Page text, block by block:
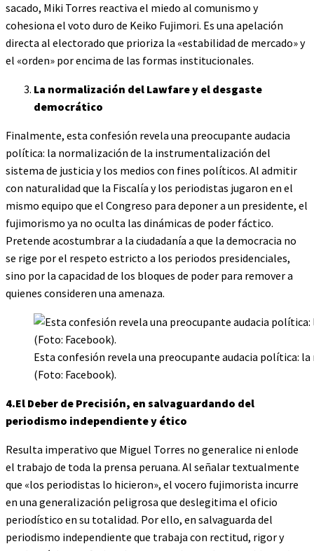
sacado, Miki Torres reactiva el miedo al comunismo y
cohesiona el voto duro de Keiko Fujimori. Es una apelación
directa al electorado que prioriza la «estabilidad de mercado» y
el «orden» por encima de las formas institucionales.
La normalización del Lawfare y el desgaste
democrático
Finalmente, esta confesión revela una preocupante audacia
política: la normalización de la instrumentalización del
sistema de justicia y los medios con fines políticos. Al admitir
con naturalidad que la Fiscalía y los periodistas jugaron en el
mismo equipo que el Congreso para deponer a un presidente, el
fujimorismo ya no oculta las dinámicas de poder fáctico.
Pretende acostumbrar a la ciudadanía a que la democracia no
se rige por el respeto estricto a los periodos presidenciales,
sino por la capacidad de los bloques de poder para remover a
quienes consideren una amenaza.
Esta confesión revela una preocupante audacia política:
(Foto: Facebook).
4.El Deber de Precisión, en salvaguardando del
periodismo independiente y ético
Resulta imperativo que Miguel Torres no generalice ni enlode
el trabajo de toda la prensa peruana. Al señalar textualmente
que «los periodistas lo hicieron», el vocero fujimorista incurre
en una generalización peligrosa que deslegitima el oficio
periodístico en su totalidad. Por ello, en salvaguarda del
periodismo independiente que trabaja con rectitud, rigor y